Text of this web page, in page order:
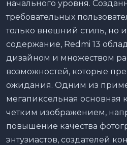
начального уровня.
требовательных
только внешний стиль, но
содержание, Redmi 13
дизайном и множеством
возможностей, которые
ожидания. Одним из
мегапиксельная основная
четким изображением,
повышение качества
энтузиастов, создателей